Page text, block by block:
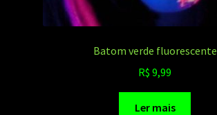
Batom verde fluorescente
R$ 9,99
Ler mais